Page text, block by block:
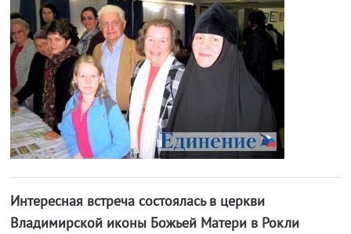
Интересная встреча состоялась в церкви
Владимирской иконы Божьей Матери в Рокли